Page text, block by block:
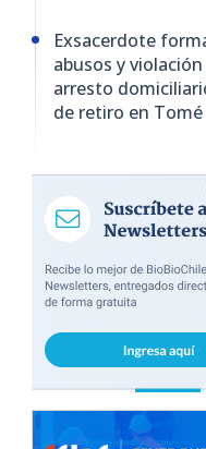
Exsacerdote
abusos y
arresto
de retiro en Tomé